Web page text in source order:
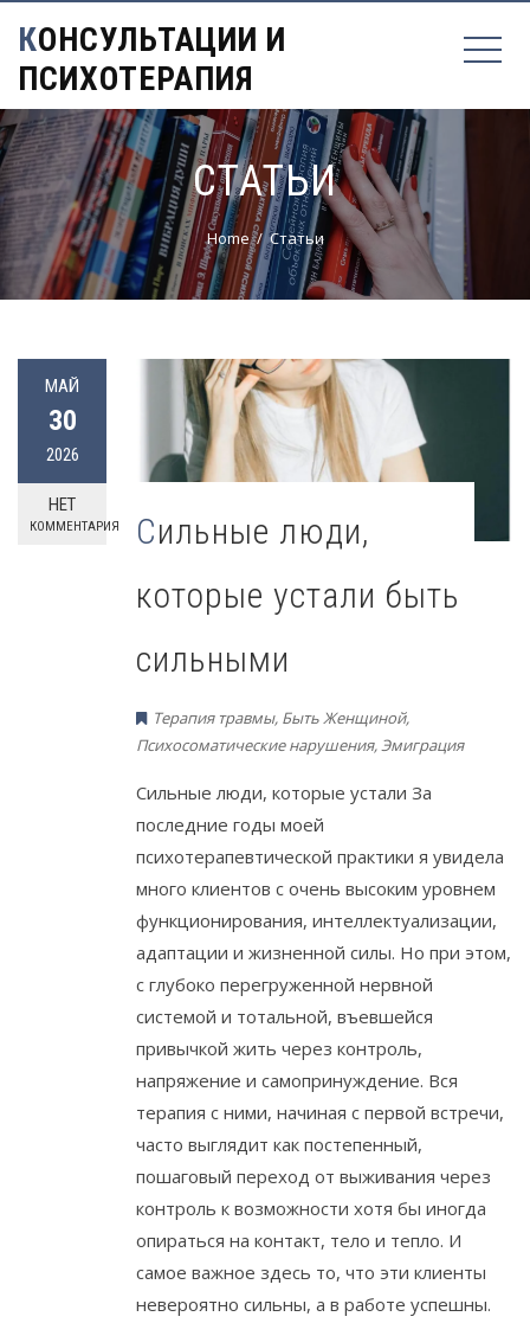
КОНСУЛЬТАЦИИ И
ПСИХОТЕРАПИЯ
СТАТЬИ
Home Статьи
МАЙ
30
2026
НЕТ
КОММЕНТАРИЯ
Сильные люди,
которые устали быть
сильными
Терапия травмы, Быть Женщиной,
Психосоматические нарушения,Эмиграция
Сильные люди, которые устали За
последние годы моей
психотерапевтической практики я увидела
много клиентов с очень высоким уровнем
функционирования, интеллектуализации,
адаптации и жизненной силы. Но при этом,
с глубоко перегруженной нервной
системой и тотальной, въевшейся
привычкой жить через контроль,
напряжение и самопринуждение. Вся
терапия с ними, начиная с первой встречи,
часто выглядит как постепенный,
пошаговый переход от выживания через
контроль к возможности хотя бы иногда
опираться на контакт, тело и тепло. И
самое важное здесь то, что эти клиенты
невероятно сильны, а в работе успешны.